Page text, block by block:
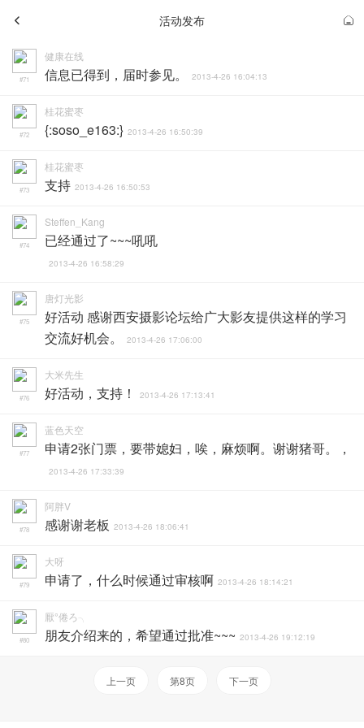
活动发布
健康在线
#71 信息已得到，届时参见。 2013-4-26 16:04:13
桂花蜜枣
#72 {:soso_e163:} 2013-4-26 16:50:39
桂花蜜枣
#73 支持 2013-4-26 16:50:53
Steffen_Kang
#74 已经通过了~~~吼吼
2013-4-26 16:58:29
唐灯光影
#75
好活动 感谢西安摄影论坛给广大影友提供这样的学习
交流好机会。
2013-4-26 17:06:00
大米先生
#76 好活动，支持！ 2013-4-26 17:13:41
蓝色天空
#77 申请2张门票，要带媳妇，唉，麻烦啊。谢谢猪哥。，
2013-4-26 17:33:39
阿胖V
#78 感谢谢老板 2013-4-26 18:06:41
大呀
#79 申请了，什么时候通过审核啊 2013-4-26 18:14:21
厭°倦ろ╮
#80 朋友介绍来的，希望通过批准~~~ 2013-4-26 19:12:19
上一页 第8页 下一页